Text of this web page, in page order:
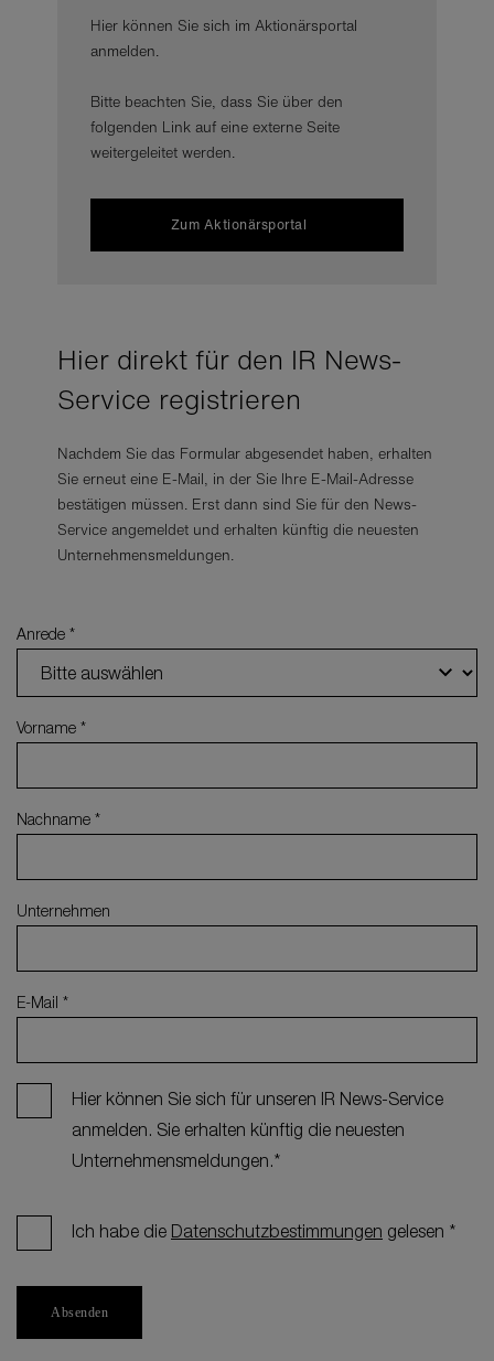
Hier können Sie sich im Aktionärsportal
anmelden.
Bitte beachten Sie, dass Sie über den
folgenden Link auf eine externe Seite
weitergeleitet werden.
Zum Aktionärsportal
Hier direkt für den IR News-
Service registrieren
Nachdem Sie das Formular abgesendet haben, erhalten
Sie erneut eine E-Mail, in der Sie Ihre E-Mail-Adresse
bestätigen müssen. Erst dann sind Sie für den News-
Service angemeldet und erhalten künftig die neuesten
Unternehmensmeldungen.